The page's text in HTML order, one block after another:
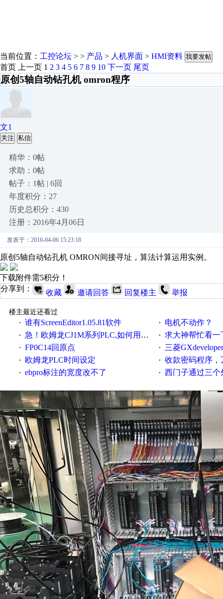
当前位置： 工控论坛 > > 产品 > 人机界面 > HMI资料 我要发帖
首页 上一页 1 2 3 4 5 6 7 8 9 10 下一页 尾页
原创5轴自动钻孔机 omron程序
文1
关注 私信
精华：0帖
求助：0帖
帖子：1帖 | 6回
年度积分：27
历史总积分：430
注册：2016年4月06日
发表于：2016-04-06 15:23:18
原创5轴自动钻孔机 OMRON间接寻址，算法计算运用实例。
下载附件需5积分！
分享到：
收藏 邀请回答 回复楼主 举报
楼主最近还看过
· 谁有ScreenEditor1.05.81软件 · 电机不动作？
· 急！欧姆龙CJ1M系列PLC,如何用时间控制变频器。要求时间在组态王中可以自由输入！拜托各位大神了！ · 求大神帮忙看一
· FP0C14回原点 · 三菱
· 欧姆龙PLC时间设定 · 收款密码程序
· ebpro标注的宽度改不了 · 西门子通过三个外